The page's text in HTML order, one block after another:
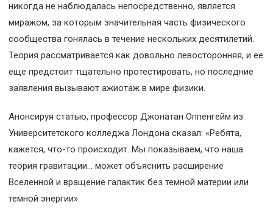
никогда не наблюдалась непосредственно, является
миражом, за которым значительная часть физического
сообщества гонялась в течение нескольких десятилетий.
Теория рассматривается как довольно левосторонняя, и ее
еще предстоит тщательно протестировать, но последние
заявления вызывают ажиотаж в мире физики.
Анонсируя статью, профессор Джонатан Оппенгейм из
Университетского колледжа Лондона сказал: «Ребята,
кажется, что-то происходит. Мы показываем, что наша
теория гравитации… может объяснить расширение
Вселенной и вращение галактик без темной материи или
темной энергии».